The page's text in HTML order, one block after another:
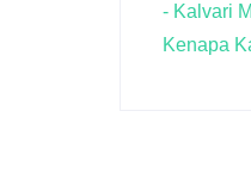
- Kalvari
Kenapa